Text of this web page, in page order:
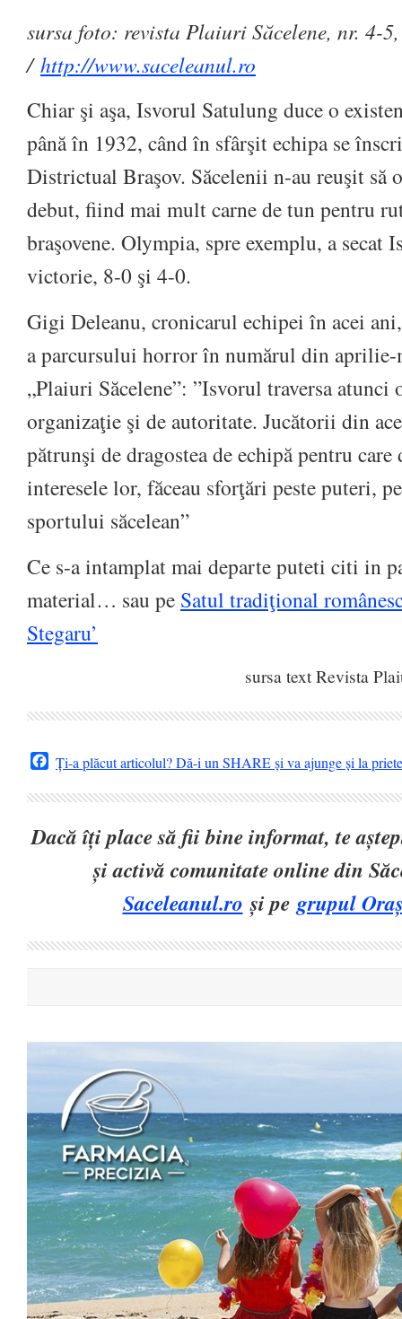
sursa foto: revista Plaiuri Săcelene, nr. 4-
/http://www.saceleanul.ro
Chiar şi aşa, Isvorul Satulung duce o
până în 1932, când în sfârşit echipa se
Districtual Braşov. Săcelenii n-au reuşit să
debut, fiind mai mult carne de tun pentru
braşovene. Olympia, spre exemplu, a
victorie, 8-0 şi 4-0.
Gigi Deleanu, cronicarul echipei în acei
a parcursului horror în numărul din
„Plaiuri Săcelene”: ”Isvorul traversa atunci
organizaţie şi de autoritate. Jucătorii din
pătrunşi de dragostea de echipă pentru
interesele lor, făceau sforţări peste puteri,
sportului săcelean”
Ce s-a intamplat mai departe puteti citi in
material… sau pe Satul tradiţional
Stegaru’
sursa text Revista
Facebook
Ți-a plăcut articolul? Dă-i un SHARE și va ajunge și la
Dacă îți place să fii bine informat, te
și activă comunitate online din
Saceleanul.ro și pegrupul